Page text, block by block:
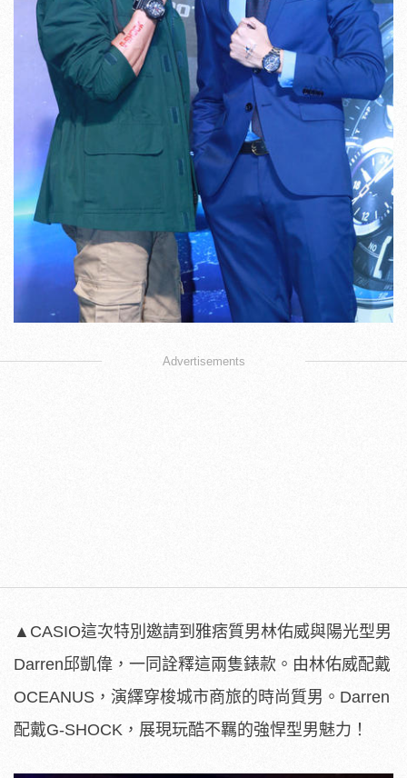
Advertisements
▲CASIO這次特別邀請到雅痞質男林佑威與陽光型男
Darren邱凱偉，一同詮釋這兩隻錶款。由林佑威配戴
OCEANUS，演繹穿梭城市商旅的時尚質男。Darren
配戴G-SHOCK，展現玩酷不羈的強悍型男魅力！